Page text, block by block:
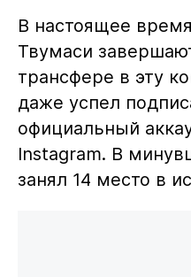
В настоящее
Твумаси
трансфере в эту
даже успел
официальный
Instagram. В
занял 14 место в